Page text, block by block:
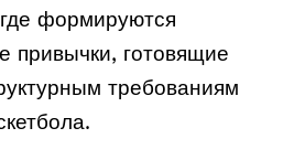
формируются
привычки, готовящие
требованиям